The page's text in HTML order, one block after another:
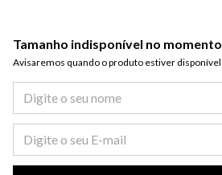
Tamanho indisponível no momento
Avisaremos quando o produto estiver disponível​